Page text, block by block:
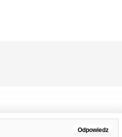
Odpowiedz